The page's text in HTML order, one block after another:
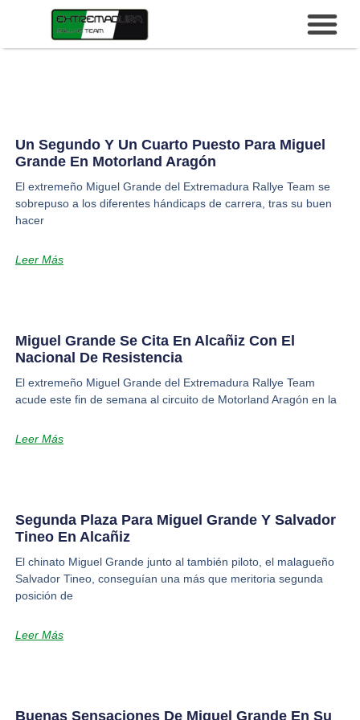
Un Segundo Y Un Cuarto Puesto Para Miguel
Grande En Motorland Aragón
El extremeño Miguel Grande del Extremadura Rallye Team se
sobrepuso a los diferentes hándicaps de carrera, tras su buen
hacer
Leer Más
Miguel Grande Se Cita En Alcañiz Con El
Nacional De Resistencia
El extremeño Miguel Grande del Extremadura Rallye Team
acude este fin de semana al circuito de Motorland Aragón en la
Leer Más
Segunda Plaza Para Miguel Grande Y Salvador
Tineo En Alcañiz
El chinato Miguel Grande junto al también piloto, el malagueño
Salvador Tineo, conseguían una más que meritoria segunda
posición de
Leer Más
Buenas Sensaciones De Miguel Grande En Su